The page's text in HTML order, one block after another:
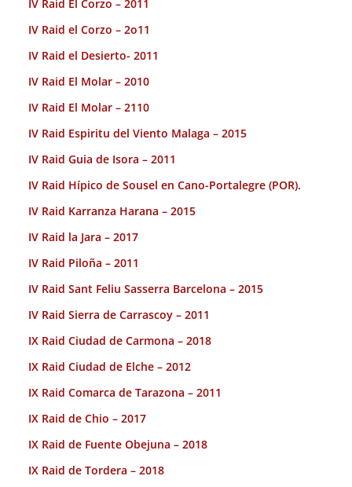
IV Raid El Corzo – 2011
IV Raid el Corzo – 2o11
IV Raid el Desierto- 2011
IV Raid El Molar – 2010
IV Raid El Molar – 2110
IV Raid Espiritu del Viento Malaga – 2015
IV Raid Guia de Isora – 2011
IV Raid Hípico de Sousel en Cano-Portalegre (POR).
IV Raid Karranza Harana – 2015
IV Raid la Jara – 2017
IV Raid Piloña – 2011
IV Raid Sant Feliu Sasserra Barcelona – 2015
IV Raid Sierra de Carrascoy – 2011
IX Raid Ciudad de Carmona – 2018
IX Raid Ciudad de Elche – 2012
IX Raid Comarca de Tarazona – 2011
IX Raid de Chio – 2017
IX Raid de Fuente Obejuna – 2018
IX Raid de Tordera – 2018